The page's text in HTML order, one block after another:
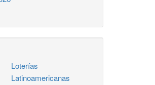
Loterías
Latinoamericanas